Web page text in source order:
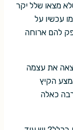
מצאו שלל יקר
עכשיו על
להם ארוחה
את עצמה
הקיץ
כאלה